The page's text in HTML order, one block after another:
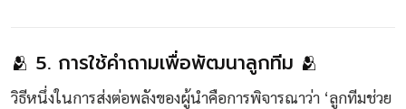
🫂 5. การใช้คำถามเพื่อพัฒนาลูกทีม 🫂
วิธีหนึ่งในการส่งต่อพลังของผู้นำคือการพิจารณาว่า ‘ลูกทีมช่วย